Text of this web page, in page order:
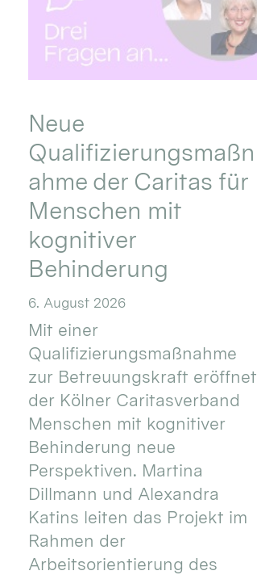
Neue
Qualifizierungsmaßn
ahme der Caritas für
Menschen mit
kognitiver
Behinderung
6. August 2026
Mit einer
Qualifizierungsmaßnahme
zur Betreuungskraft eröffnet
der Kölner Caritasverband
Menschen mit kognitiver
Behinderung neue
Perspektiven. Martina
Dillmann und Alexandra
Katins leiten das Projekt im
Rahmen der
Arbeitsorientierung des